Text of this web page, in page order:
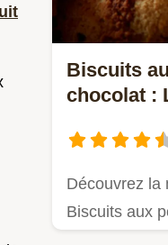
Biscuits
chocolat :
Découvrez la
Biscuits aux